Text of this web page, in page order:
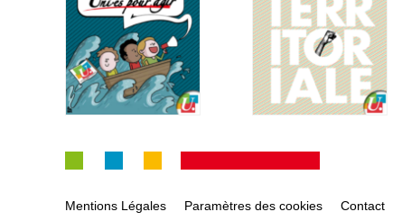
Mentions Légales Paramètres des cookies Contact